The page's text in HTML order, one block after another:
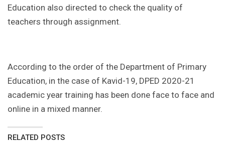
Education also directed to check the quality of
teachers through assignment.
According to the order of the Department of Primary
Education, in the case of Kavid-19, DPED 2020-21
academic year training has been done face to face and
online in a mixed manner.
RELATED POSTS